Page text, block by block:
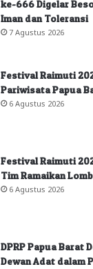
ke-666 Digelar
Iman dan Toleransi
7 Agustus 2026
Festival Raimuti
Pariwisata Papua
6 Agustus 2026
Festival Raimuti
Tim Ramaikan
6 Agustus 2026
DPRP Papua Barat
Dewan Adat dalam